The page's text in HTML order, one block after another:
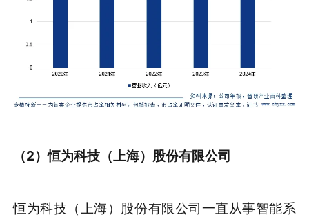
（2）恒为科技（上海）股份有限公司
恒为科技（上海）股份有限公司一直从事智能系